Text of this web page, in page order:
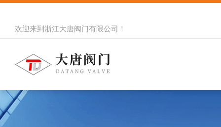
欢迎来到 浙江大唐阀门有限公司 ！